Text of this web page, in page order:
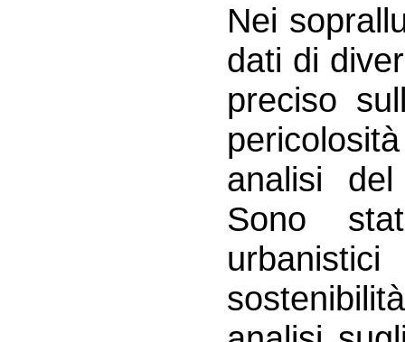
Nei
dati di
preciso
analisi
Sono